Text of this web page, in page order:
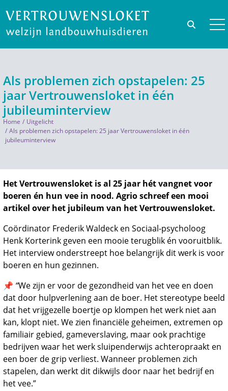
Als problemen zich opstapelen: 25
jaar Vertrouwensloket in één
jubileuminterview
Home
Uitgelicht
Als problemen zich opstapelen: 25 jaar Vertrouwensloket in één
jubileuminterview
Het Vertrouwensloket is al 25 jaar hét vangnet voor
boeren én hun vee in nood. Agrio schreef een mooi
artikel over het jubileum van het Vertrouwensloket.
Coördinator Frederik Waldeck en Sociaal-psycholoog
Henk Korterink geven een mooie terugblik én vooruitblik.
Het interview onderstreept hoe belangrijk dit werk is voor
boeren en hun gezinnen.
📌 “We zijn er voor de gezondheid van het vee en doen
dat door hulpverlening aan de boer. Het stereotype beeld
dat het vrijgezelle boertje op klompen het werk niet aan
kan, klopt niet. We zien financiële geheimen, extremen op
familiair gebied, gameverslaving, maar ook prachtige
bedrijven waar het werk sluipenderwijs achteropraakt en
een boer de grip verliest. Wanneer problemen zich
stapelen, dan werkt dit dikwijls door naar het bedrijf en
het vee.”